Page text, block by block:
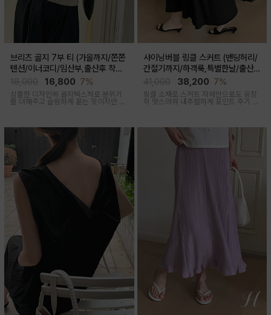
브리즈 골지 7부 티 (가을까지/쫀쫀
텐션/이너코디/임산부,출산후 착용
16,800 7%
심플한 디자인에 골지텍스처로 분위기
를 더해주고 슬림하게 붙는 핏이지만 부
샤이닝버블 링클 스커트 (밴딩허리/
간절기까지/하객룩,특별한날/출산후
38,200 7%
링클 소재로 스커트 자체만으로도 굉장
히 멋스러워 내추럴하게 포인트 주기 좋